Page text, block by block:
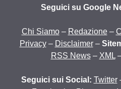
Seguici su Google
Chi Siamo– Redazione–
Privacy– Disclaimer–
RSS News– XML
Seguici sui Social: Twitter